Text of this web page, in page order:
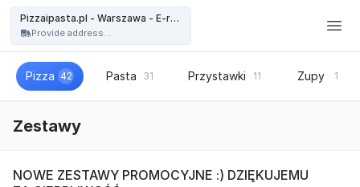
Pizzaipasta.pl - Warszawa - E-restauracja
Provide address...
Pizza 42 Pasta 31 Przystawki 11 Zupy 1
Zestawy
NOWE ZESTAWY PROMOCYJNE :) DZIĘKUJEMU